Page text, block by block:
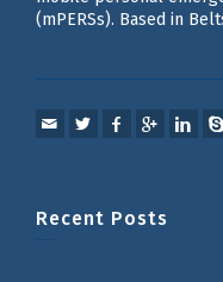
(mPERSs). Based in
Recent Posts